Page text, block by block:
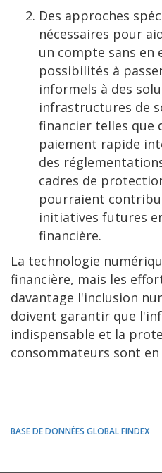
Des approches
nécessaires pour
un compte sans
possibilités à
informels à des
infrastructures de
financier telles que
paiement rapide
des
cadres de
pourraient
initiatives futures
financière.
La technologie
financière, mais les
davantage l'inclusion
doivent garantir que
indispensable et la
consommateurs sont en
BASE DE DONNÉES GLOBAL FINDEX